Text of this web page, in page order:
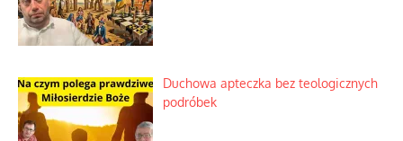
Duchowa apteczka bez teologicznych
podróbek